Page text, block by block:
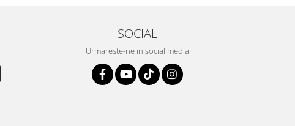
SOCIAL
Urmareste-ne in social media